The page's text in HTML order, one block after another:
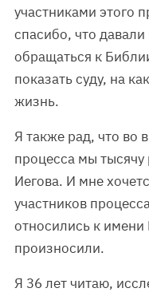
участниками этого
спасибо, что
обращаться к
показать суду, на
жизнь.
Я также рад, что во
процесса мы
Иегова. И мне
участников
относились к имени
произносили.
Я 36 лет читаю,